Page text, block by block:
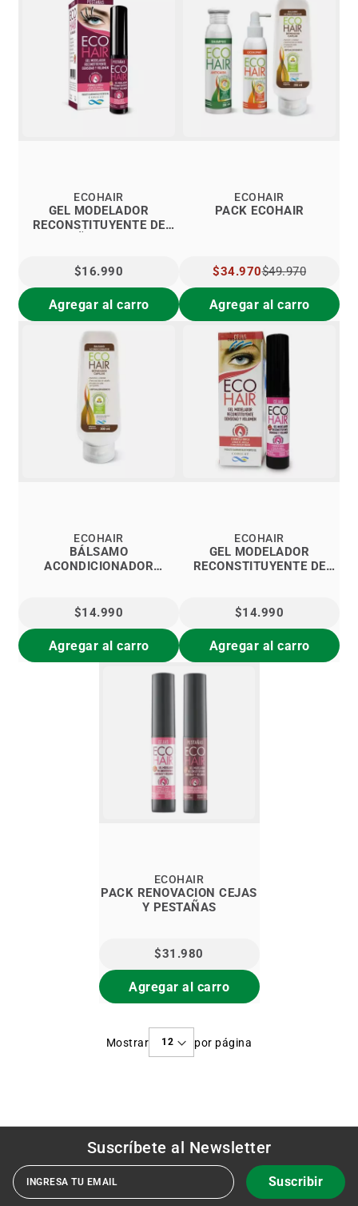
GEL MODELADOR
RECONSTITUYENTE DE
ECOHAIR
$16.990
Agregar al carro
PACK ECOHAIR
ECOHAIR
PRECIO
ESPECIAL
$34.970$49.970
Agregar al carro
BÁLSAMO
ACONDICIONADOR
ECOHAIR
$14.990
Agregar al carro
GEL MODELADOR
RECONSTITUYENTE DE
ECOHAIR
$14.990
Agregar al carro
PACK RENOVACION CEJAS
Y PESTAÑAS
ECOHAIR
$31.980
Agregar al carro
Mostrar por página
Suscríbete al Newsletter
Suscribir